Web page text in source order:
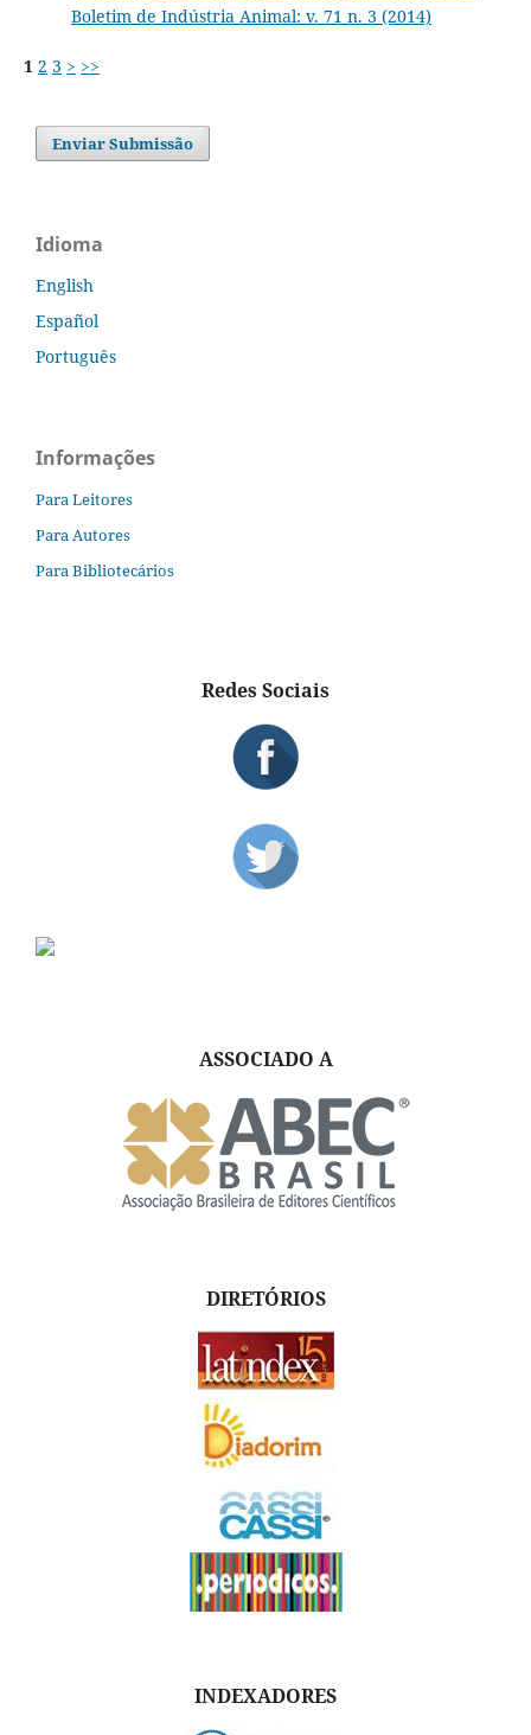
Boletim de Indústria Animal: v. 71 n. 3 (2014)
1 2 3 > >>
Enviar Submissão
Idioma
English
Español
Português
Informações
Para Leitores
Para Autores
Para Bibliotecários
Redes Sociais
ASSOCIADO A
DIRETÓRIOS
INDEXADORES